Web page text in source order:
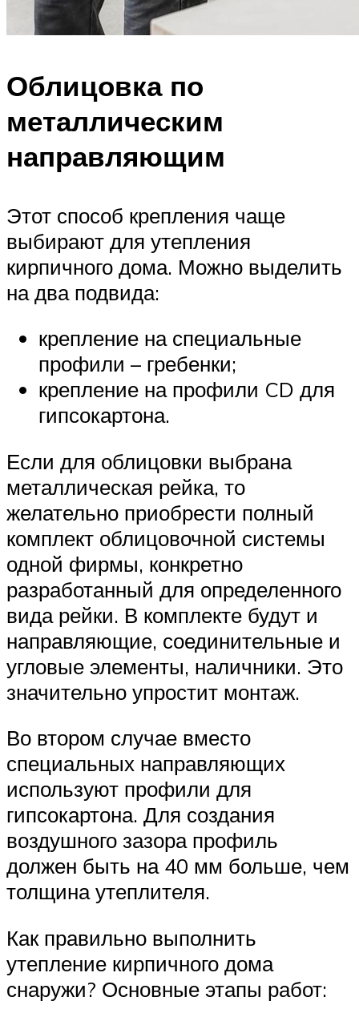
Облицовка по
металлическим
направляющим
Этот способ крепления чаще
выбирают для утепления
кирпичного дома. Можно выделить
на два подвида:
крепление на специальные
профили – гребенки;
крепление на профили CD для
гипсокартона.
Если для облицовки выбрана
металлическая рейка, то
желательно приобрести полный
комплект облицовочной системы
одной фирмы, конкретно
разработанный для определенного
вида рейки. В комплекте будут и
направляющие, соединительные и
угловые элементы, наличники. Это
значительно упростит монтаж.
Во втором случае вместо
специальных направляющих
используют профили для
гипсокартона. Для создания
воздушного зазора профиль
должен быть на 40 мм больше, чем
толщина утеплителя.
Как правильно выполнить
утепление кирпичного дома
снаружи? Основные этапы работ: